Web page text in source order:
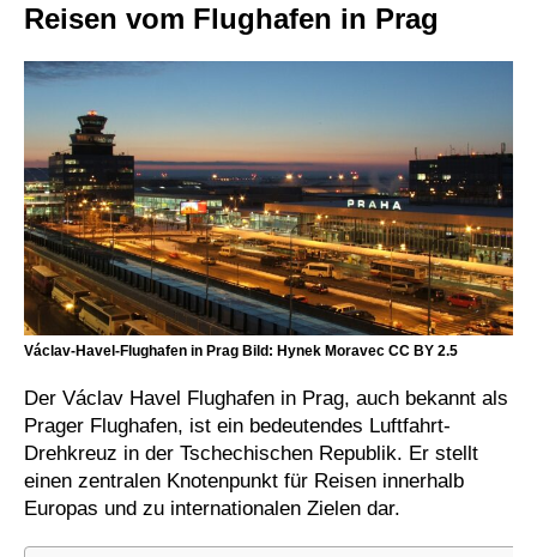
Reisen vom Flughafen in Prag
Václav-Havel-Flughafen in Prag Bild: Hynek Moravec CC BY 2.5
Der Václav Havel Flughafen in Prag, auch bekannt als
Prager Flughafen, ist ein bedeutendes Luftfahrt-
Drehkreuz in der Tschechischen Republik. Er stellt
einen zentralen Knotenpunkt für Reisen innerhalb
Europas und zu internationalen Zielen dar.